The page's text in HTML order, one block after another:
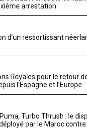
arrestation
d’un ressortissant
Royales pour le retour
l’Espagne et l’Europe
Turbo Thrush : le
par le Maroc